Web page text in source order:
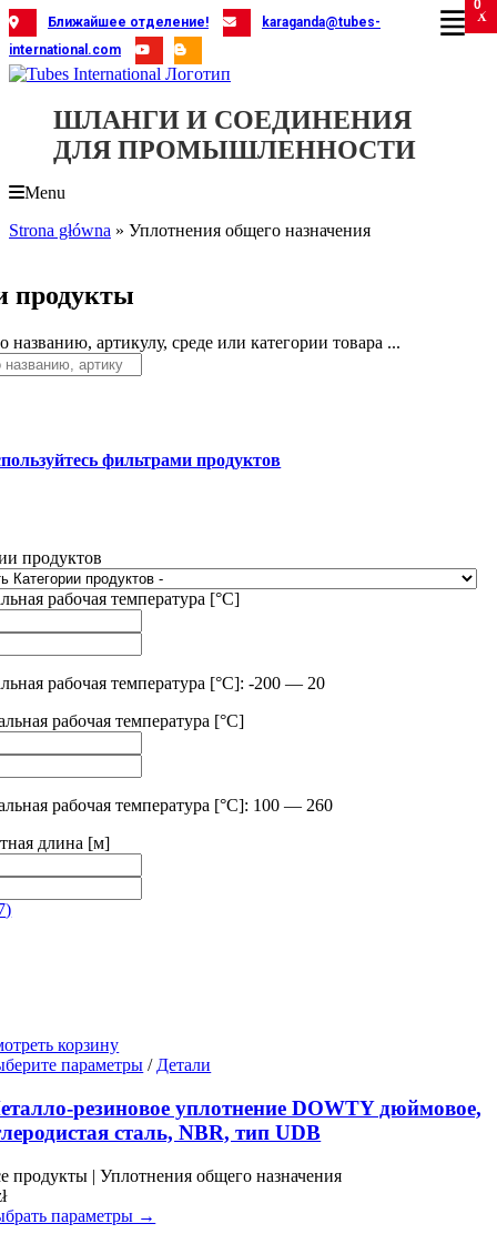
Skip
to
content
Ближайшее отделение!
karaganda@tubes-
international.com
ШЛАНГИ И СОЕДИНЕНИЯ
ДЛЯ ПРОМЫШЛЕННОСТИ
Menu
Strona główna » Уплотнения общего назначения
продукты
названию, артикулу, среде или категории товара ...
фильтрами продуктов
продуктов
рабочая температура [°C]
рабочая температура [°C]: -200 — 20
рабочая температура [°C]
рабочая температура [°C]: 100 — 260
длина [м]
)
корзину
параметры Этот
имеет
несколько
вариаций.
можно
на
/ Детали
резиновое уплотнение DOWTY дюймовое,
сталь, NBR, тип UDB
продукты | Уплотнения общего назначения
параметры →
0
X
X
X
X
X
X
X
X
X
X
X
X
X
X
X
X
X
X
X